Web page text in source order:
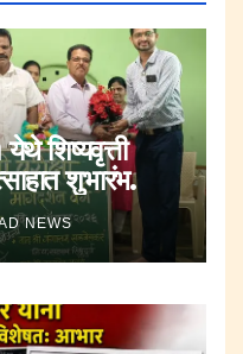
शिष्यवृत्ती
शुभारंभ.
NEWS